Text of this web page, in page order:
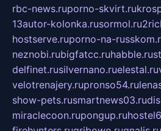
rbc-news.ruporno-skvirt.ru
13autor-kolonka.rusormol.ru
hostserve.ruporno-na-
neznobi.rubigfatcc.ruhabble.ru
delfinet.rusilvernano.ruelestal.ru
velotrenajery.rupronso54.ru
show-pets.rusmartnews03.ru
miraclecoon.rupongup.ru